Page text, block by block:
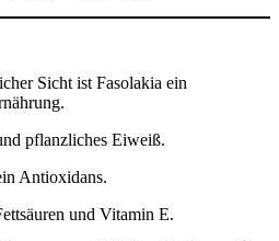
Sicht ist Fasolakia ein
pflanzliches Eiweiß.
Antioxidans.
und Vitamin E.